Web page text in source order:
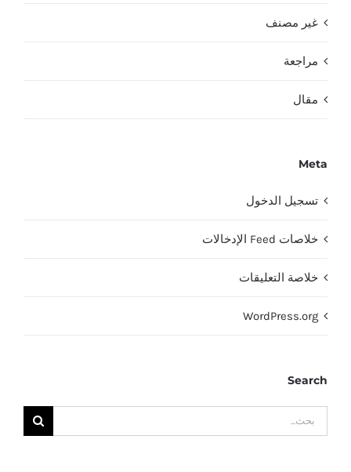
غير مصنف
مراجعة
مقال
Meta
تسجيل الدخول
خلاصات Feed الإدخالات
خلاصة التعليقات
WordPress.org
Search
البحث
عن: